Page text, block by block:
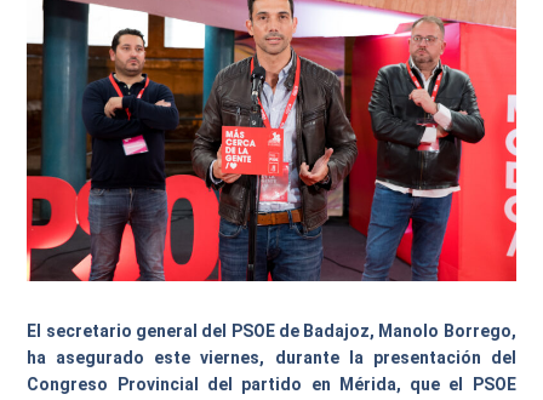
El secretario general del PSOE de Badajoz, Manolo Borrego,
ha asegurado este viernes, durante la presentación del
Congreso Provincial del partido en Mérida, que el PSOE